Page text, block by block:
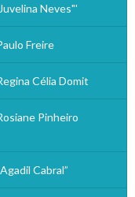
Neves"'
Freire
Célia Domit
Pinheiro
Cabral”